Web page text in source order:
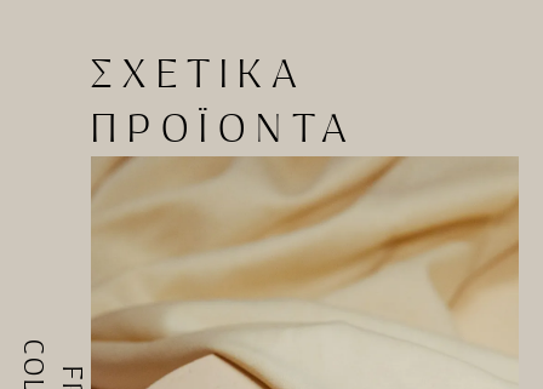
ΣΧΕΤΙΚΑ
ΠΡΟΪΟΝΤΑ